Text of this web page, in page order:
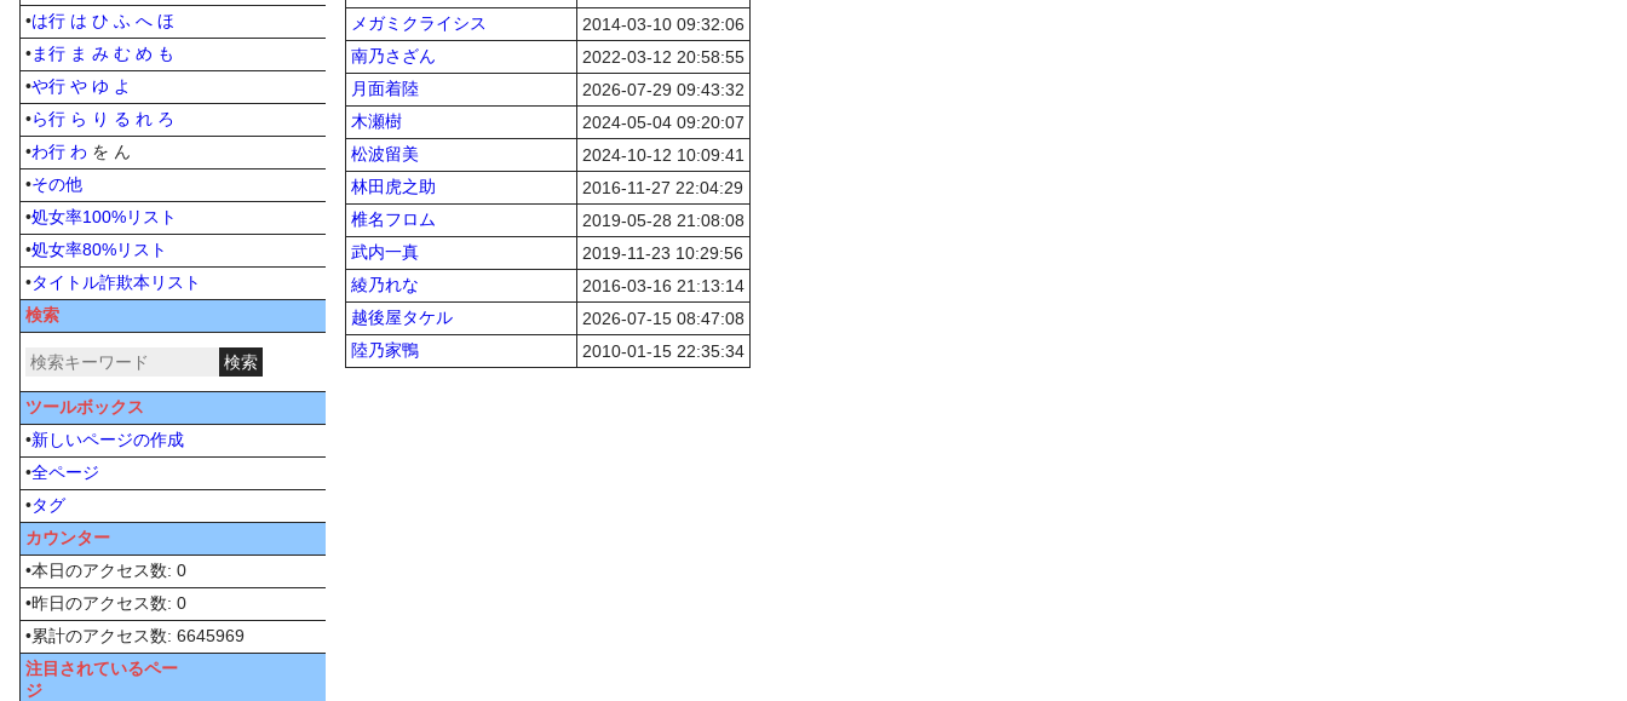
メガミクライシス
2014-03-10 09:32:06
南乃さざん
2022-03-12 20:58:55
月面着陸
2026-07-29 09:43:32
木瀬樹
2024-05-04 09:20:07
松波留美
2024-10-12 10:09:41
林田虎之助
2016-11-27 22:04:29
椎名フロム
2019-05-28 21:08:08
武内一真
2019-11-23 10:29:56
綾乃れな
2016-03-16 21:13:14
越後屋タケル
2026-07-15 08:47:08
陸乃家鴨
2010-01-15 22:35:34
•は行 は ひ ふ へ ほ
•ま行 ま み む め も
•や行 や ゆ よ
•ら行 ら り る れ ろ
•わ行 わ を ん
•その他
•処女率100%リスト
•処女率80%リスト
•タイトル詐欺本リスト
検索
ツールボックス
•新しいページの作成
•全ページ
•タグ
カウンター
•本日のアクセス数: 0
•昨日のアクセス数: 0
•累計のアクセス数: 6645969
注目されているペー
ジ